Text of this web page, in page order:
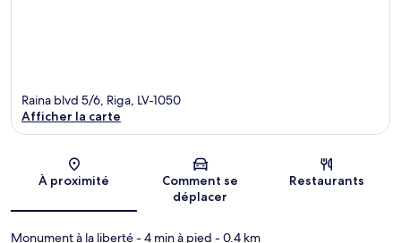
Carte
Raina blvd 5/6, Riga, LV-1050
Afficher la carte
À proximité
Comment se
déplacer
Restaurants
Monument à la liberté- 4 min à pied - 0.4 km